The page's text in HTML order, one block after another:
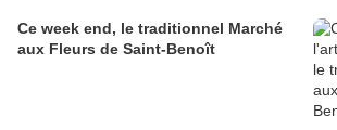
Ce week end, le traditionnel Marché
aux Fleurs de Saint-Benoît